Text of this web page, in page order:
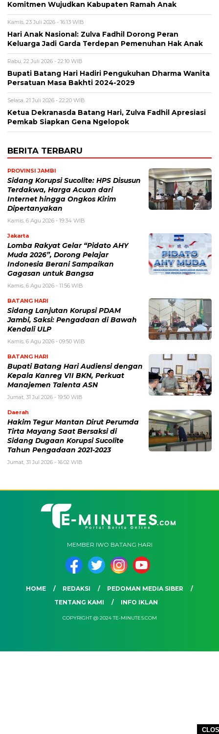
Komitmen Wujudkan Kabupaten Ramah Anak
Kamis, 23 Juli 2026 - 16:13 WIB
Hari Anak Nasional: Zulva Fadhil Dorong Peran
Keluarga Jadi Garda Terdepan Pemenuhan Hak Anak
Rabu, 22 Juli 2026 - 22:10 WIB
Bupati Batang Hari Hadiri Pengukuhan Dharma Wanita
Persatuan Masa Bakhti 2024-2029
Selasa, 21 Juli 2026 - 22:20 WIB
Ketua Dekranasda Batang Hari, Zulva Fadhil Apresiasi
Pemkab Siapkan Gena Ngelopok
BERITA TERBARU
PROVINSI JAMBI
Sidang Korupsi Sucolite: HPS Disusun
Terdakwa, Harga Acuan dari
Internet hingga Ongkos Kirim
Dipertanyakan
Kamis, 6 Agu 2026 - 19:34 WIB
Jakarta
Lomba Rakyat Gelar “Pidato AHY
Muda 2026”, Dorong Pelajar
Indonesia Berani Sampaikan
Gagasan untuk Bangsa
Kamis, 6 Agu 2026 - 11:56 WIB
BATANG HARI
Sidang Lanjutan Korupsi PDAM
Jambi, Saksi: Pengadaan di Bawah
Kendali ULP
Kamis, 6 Agu 2026 - 09:50 WIB
BATANG HARI
Bupati Batang Hari Audiensi dengan
Kepala Kanreg VII BKN, Perkuat
Manajemen Talenta ASN
Jumat, 31 Jul 2026 - 19:50 WIB
Daerah
Hakim Tegur Mantan Dirut Perumda
Tirta Mayang Saat Bersaksi di
Sidang Dugaan Korupsi Sucolite
Tahun Pengadaan 2021-2023
Jumat, 31 Jul 2026 - 16:02 WIB
MEMBER IWO BATANG HARI
HOME REDAKSI
PEDOMAN MEDIA SIBER
TENTANG KAMI
INFO IKLAN
COPYRIGHT @ 2024 TE-MINUTES.COM